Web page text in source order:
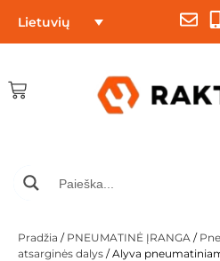
Lietuvių
Pradžia / PNEUMATINĖ ĮRANGA /
atsarginės dalys / Alyva